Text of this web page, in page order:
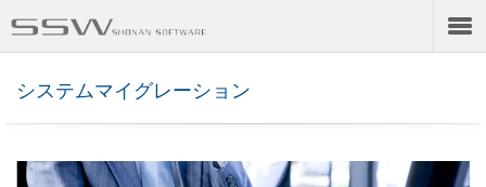
システムマイグレーション